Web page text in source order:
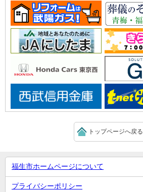
トップページへ戻る
福生市ホームページについて
プライバシーポリシー